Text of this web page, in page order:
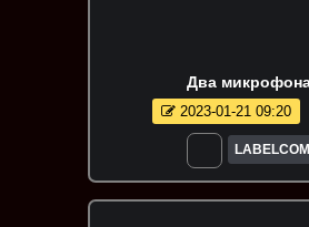
Два
2023-01-21 09:20
LABELCOM